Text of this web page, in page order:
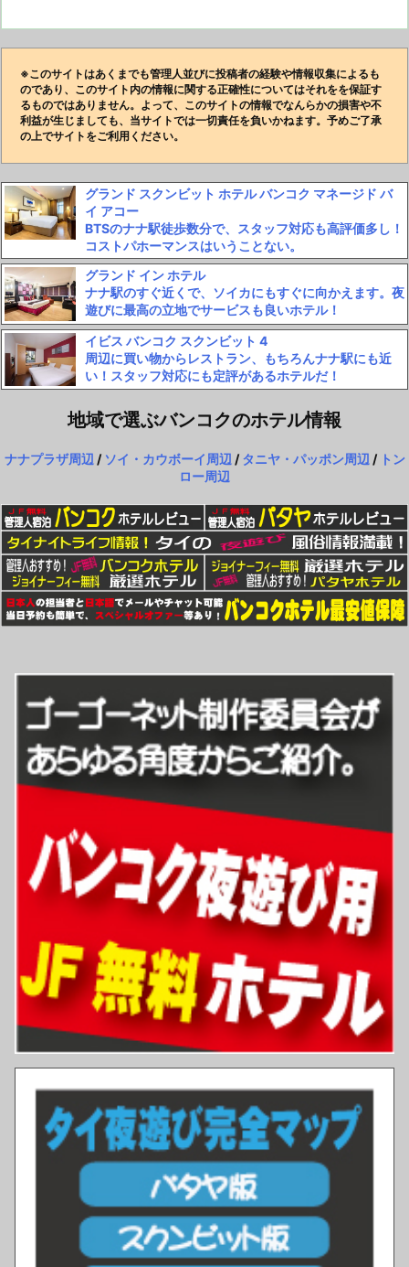
※このサイトはあくまでも管理人並びに投稿者の経験や情報収集によるも
のであり、このサイト内の情報に関する正確性についてはそれをを保証す
るものではありません。よって、このサイトの情報でなんらかの損害や不
利益が生じましても、当サイトでは一切責任を負いかねます。予めご了承
の上でサイトをご利用ください。
グランド スクンビット ホテル バンコク マネージド バ
イ アコー
BTSのナナ駅徒歩数分で、スタッフ対応も高評価多し！
コストパホーマンスはいうことない。
グランド イン ホテル
ナナ駅のすぐ近くで、ソイカにもすぐに向かえます。夜
遊びに最高の立地でサービスも良いホテル！
イビス バンコク スクンビット 4
周辺に買い物からレストラン、もちろんナナ駅にも近
い！スタッフ対応にも定評があるホテルだ！
地域で選ぶバンコクのホテル情報
ナナプラザ周辺 / ソイ・カウボーイ周辺 /タニヤ・パッポン周辺 / トン
ロー周辺